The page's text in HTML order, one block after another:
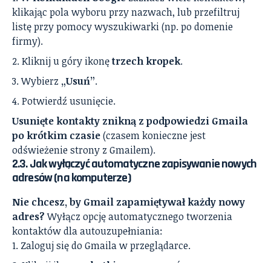
klikając pola wyboru przy nazwach, lub przefiltruj
listę przy pomocy wyszukiwarki (np. po domenie
firmy).
Kliknij u góry ikonętrzech kropek.
Wybierz „Usuń”.
Potwierdź usunięcie.
Usunięte kontakty znikną z podpowiedzi Gmaila
po krótkim czasie(czasem konieczne jest
odświeżenie strony z Gmailem).
2.3. Jak wyłączyć automatyczne zapisywanie nowych
adresów (na komputerze)
Nie chcesz, by Gmail zapamiętywał każdy nowy
adres?Wyłącz opcję automatycznego tworzenia
kontaktów dla autouzupełniania:
Zaloguj się do Gmaila w przeglądarce.